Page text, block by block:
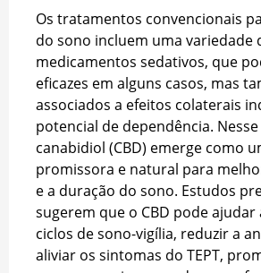
Os tratamentos convencionais
do sono incluem uma variedade
medicamentos sedativos, que
eficazes em alguns casos, mas
associados a efeitos colaterais
potencial de dependência.
canabidiol (CBD) emerge como
promissora e natural para
e a duração do sono. Estudos
sugerem que o CBD pode ajudar
ciclos de sono-vigília, reduzir a
aliviar os sintomas do TEPT,